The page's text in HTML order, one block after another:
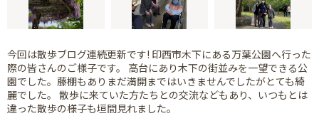
今回は散歩ブログ連続更新です! 印西市木下にある万葉公園へ行った
際の皆さんのご様子です。 高台にあり木下の街並みを一望できる公
園でした。藤棚もありまだ満開まではいきませんでしたがとても綺
麗でした。 散歩に来ていた方たちとの交流などもあり、いつもとは
違った散歩の様子も垣間見れました。